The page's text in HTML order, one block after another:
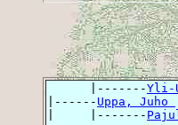
      |-------
Yli-
|------ Uppa, Juho
|     |-------